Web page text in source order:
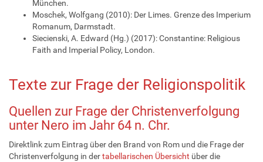
München.
Moschek, Wolfgang (2010): Der Limes. Grenze des Imperium
Romanum, Darmstadt.
Siecienski, A. Edward (Hg.) (2017): Constantine: Religious
Faith and Imperial Policy, London.
Texte zur Frage der Religionspolitik
Quellen zur Frage der Christenverfolgung
unter Nero im Jahr 64 n. Chr.
Direktlink zum Eintrag über den Brand von Rom und die Frage der
Christenverfolgung in dertabellarischen Übersicht über die